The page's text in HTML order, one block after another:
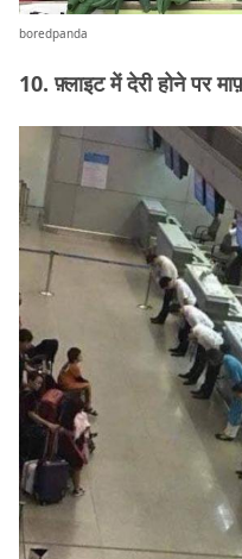
boredpanda
10. फ़्लाइट में देरी होने पर